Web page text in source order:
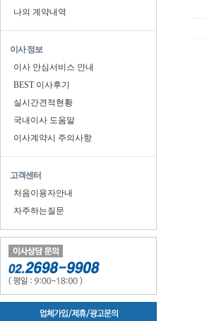
나의 계약내역
이사 정보
이사 안심서비스 안내
BEST 이사후기
실시간견적현황
국내이사 도움말
이사계약시 주의사항
고객센터
처음이용자안내
자주하는질문